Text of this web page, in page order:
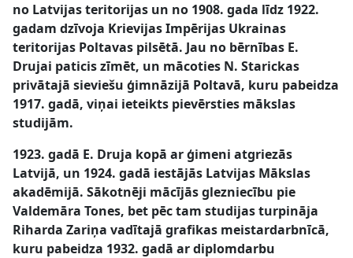
no Latvijas teritorijas un no 1908. gada līdz 1922.
gadam dzīvoja Krievijas Impērijas Ukrainas
teritorijas Poltavas pilsētā. Jau no bērnības E.
Drujai paticis zīmēt, un mācoties N. Starickas
privātajā sieviešu ģimnāzijā Poltavā, kuru pabeidza
1917. gadā, viņai ieteikts pievērsties mākslas
studijām.
1923. gadā E. Druja kopā ar ģimeni atgriezās
Latvijā, un 1924. gadā iestājās Latvijas Mākslas
akadēmijā. Sākotnēji mācījās glezniecību pie
Valdemāra Tones, bet pēc tam studijas turpināja
Riharda Zariņa vadītajā grafikas meistardarbnīcā,
kuru pabeidza 1932. gadā ar diplomdarbu